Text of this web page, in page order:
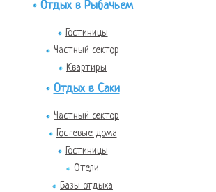
Отдых в Рыбачьем
Гостиницы
Частный сектор
Квартиры
Отдых в Саки
Частный сектор
Гостевые дома
Гостиницы
Отели
Базы отдыха